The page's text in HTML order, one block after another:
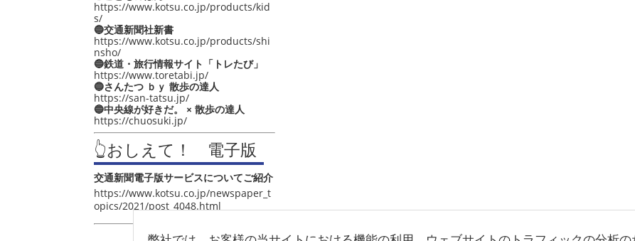
https://www.kotsu.co.jp/products/kid
s/
🔵交通新聞社新書
https://www.kotsu.co.jp/products/shi
nsho/
🔵鉄道・旅行情報サイト「トレたび」
https://www.toretabi.jp/
🔵さんたつ ｂｙ 散歩の達人
https://san-tatsu.jp/
🔵中央線が好きだ。 × 散歩の達人
https://chuosuki.jp/
👆おしえて！ 電子版
交通新聞電子版サービスについてご紹介
https://www.kotsu.co.jp/newspaper_t
opics/2021/post_4048.html